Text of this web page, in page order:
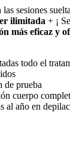
sesiones
ilimitada + ¡
más eficaz y
todo el
de prueba
cuerpo
al año en